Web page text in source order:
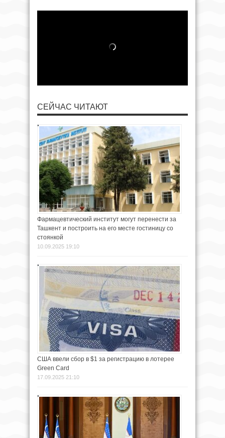
СЕЙЧАС ЧИТАЮТ
Фармацевтический институт могут перенести за
Ташкент и построить на его месте гостиницу со
стоянкой
10.09.2025 19:10
США ввели сбор в $1 за регистрацию в лотерее
Green Card
17.09.2025 21:10